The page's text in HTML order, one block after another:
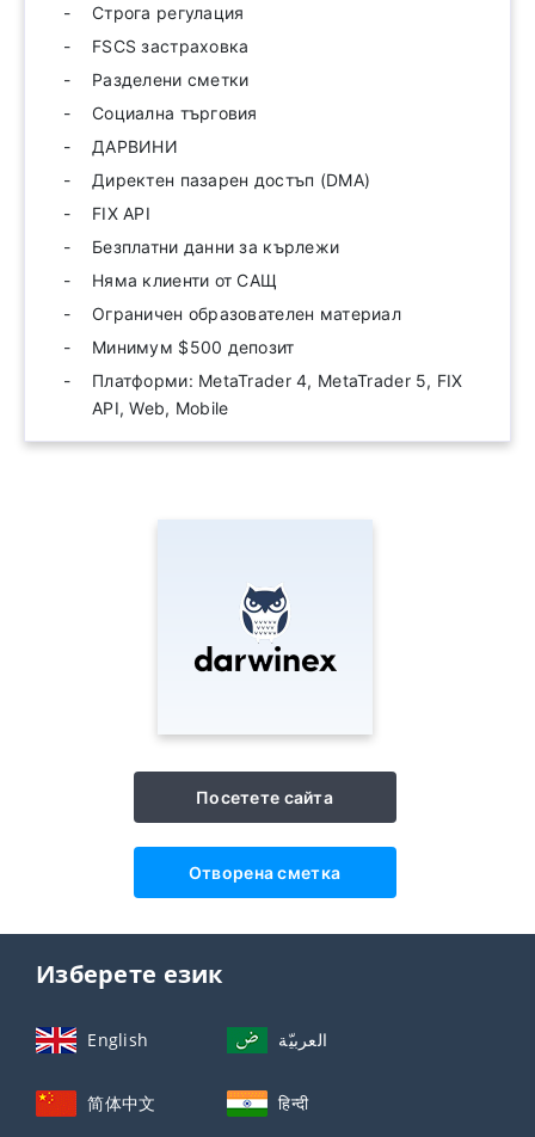
Строга регулация
FSCS застраховка
Разделени сметки
Социална търговия
ДАРВИНИ
Директен пазарен достъп (DMA)
FIX API
Безплатни данни за кърлежи
Няма клиенти от САЩ
Ограничен образователен материал
Минимум $500 депозит
Платформи: MetaTrader 4, MetaTrader 5, FIX
API, Web, Mobile
Посетете сайта
Отворена сметка
Изберете език
English العربيّة
简体中文 हिन्दी